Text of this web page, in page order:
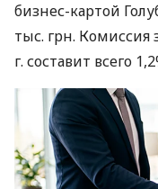
бизнес-картой
тыс. грн. Комиссия
г. составит всего